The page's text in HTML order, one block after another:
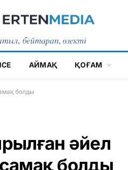
АЙМАҚ ҚОҒАМ
болды
әйел
болды